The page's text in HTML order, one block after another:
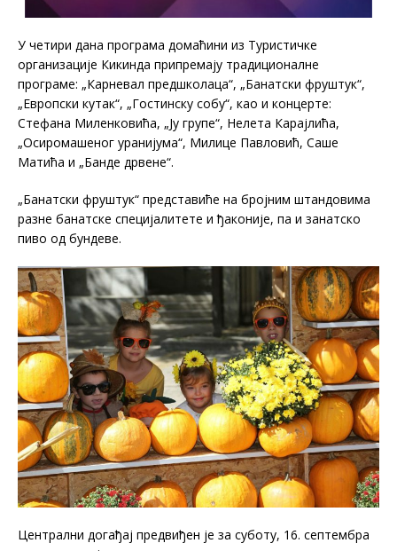
У четири дана програма домаћини из Туристичке
организације Кикинда припремају традиционалне
програме: „Карневал предшколаца“, „Банатски фруштук“,
„Европски кутак“, „Гостинску собу“, као и концерте:
Стефана Миленковића, „Ју групе“, Нелета Карајлића,
„Осиромашеног уранијума“, Милице Павловић, Саше
Матића и „Банде дрвене“.
„Банатски фруштук“ представиће на бројним штандовима
разне банатске специјалитете и ђаконије, па и занатско
пиво од бундеве.
Централни догађај предвиђен је за суботу, 16. септембра